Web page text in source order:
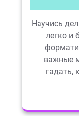
Научись
легко и
важные
гадать,